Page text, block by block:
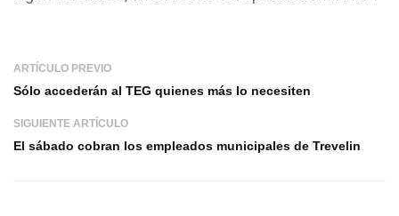
ARTÍCULO PREVIO
Sólo accederán al TEG quienes más lo necesiten
SIGUIENTE ARTÍCULO
El sábado cobran los empleados municipales de Trevelin